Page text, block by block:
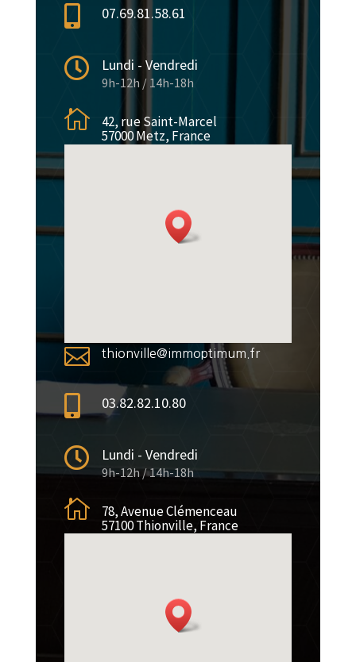
 07.69.81.58.61
 Lundi - Vendredi
9h-12h / 14h-18h

42, rue Saint-Marcel
57000 Metz, France
 thionville@immoptimum.fr
 03.82.82.10.80
 Lundi - Vendredi
9h-12h / 14h-18h

78, Avenue Clémenceau
57100 Thionville, France